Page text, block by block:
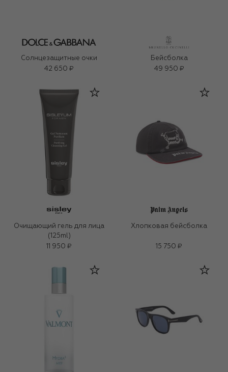
Солнцезащитные очки
42 650 ₽
Бейсболка
49 950 ₽
Очищающий гель для лица
(125ml)
11 950 ₽
Хлопковая бейсболка
15 750 ₽